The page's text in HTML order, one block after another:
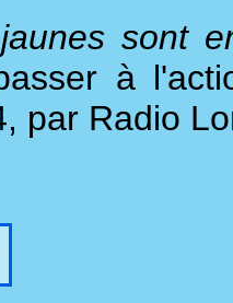
sont
à
par Radio